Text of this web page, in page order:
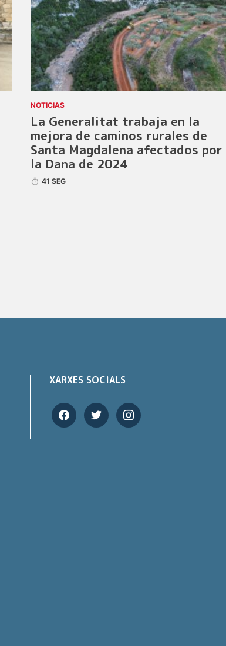
NOTICIAS
La Generalitat trabaja en la
mejora de caminos rurales de
Santa Magdalena afectados por
la Dana de 2024
41 SEG
XARXES SOCIALS
facebooktwitter instagram